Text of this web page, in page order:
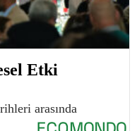
Etki
arasında